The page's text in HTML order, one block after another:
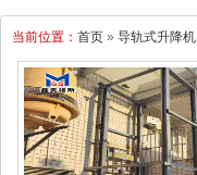
当前位置： 首页 » 导轨式升降机